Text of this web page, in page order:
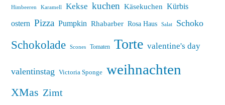
Himbeeren Karamell Kekse kuchen Käsekuchen Kürbis
ostern Pizza Pumpkin Rhabarber Rosa Haus Salat Schoko
Schokolade Scones Tomaten Torte valentine's day
valentinstag Victoria Sponge weihnachten
XMas Zimt